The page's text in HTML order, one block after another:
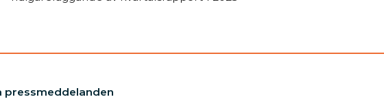
pressmeddelanden